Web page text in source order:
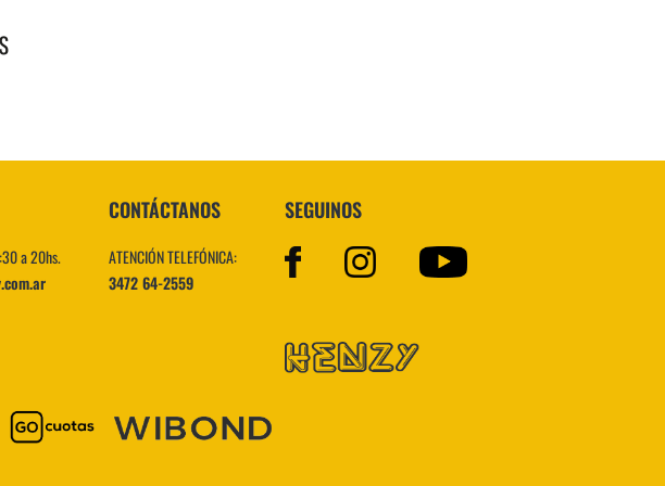
a 20hs.
CONTÁCTANOS
ATENCIÓN TELEFÓNICA:
3472 64-2559
SEGUINOS